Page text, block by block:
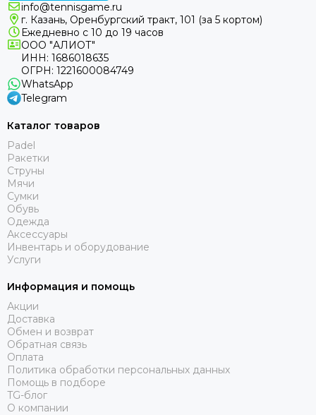
info@tennisgame.ru
г. Казань, Оренбургский тракт, 101 (за 5 кортом)
Ежедневно с 10 до 19 часов
ООО "АЛИОТ"
ИНН: 1686018635
ОГРН: 1221600084749
WhatsApp
Telegram
Каталог товаров
Padel
Ракетки
Струны
Мячи
Сумки
Обувь
Одежда
Аксессуары
Инвентарь и оборудование
Услуги
Информация и помощь
Акции
Доставка
Обмен и возврат
Обратная связь
Оплата
Политика обработки персональных данных
Помощь в подборе
TG-блог
О компании